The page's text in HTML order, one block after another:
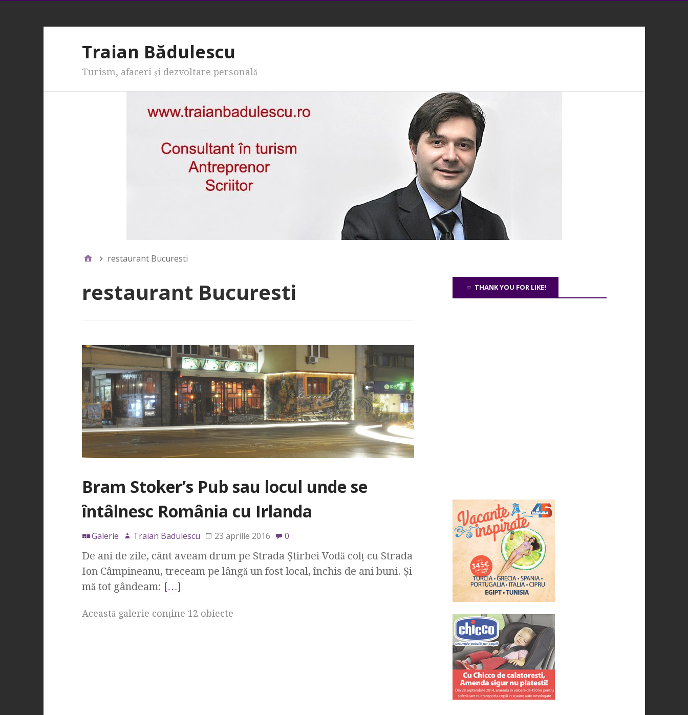
Traian Bădulescu
Turism, afaceri şi dezvoltare personală
restaurant Bucuresti
restaurant Bucuresti
Bram Stoker’s Pub sau locul unde se
întâlnesc România cu Irlanda
Galerie Traian Badulescu 23 aprilie 2016 0
De ani de zile, cânt aveam drum pe Strada Ştirbei Vodă colţ cu Strada
Ion Câmpineanu, treceam pe lângă un fost local, închis de ani buni. Şi
mă tot gândeam: […]
Această galerie conţine 12 obiecte
THANK YOU FOR LIKE!